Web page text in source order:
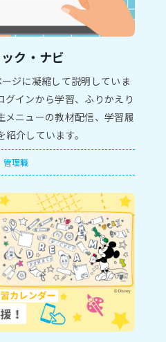
ク・ナビ
ジに凝縮して説明していま
インから学習、ふりかえり
メニューの教材配信、学習履
介しています。
管理職